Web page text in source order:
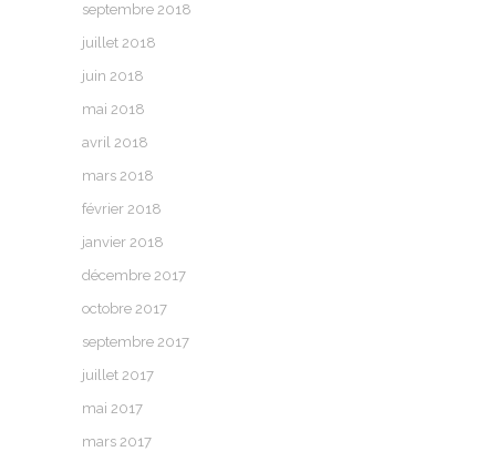
septembre 2018
juillet 2018
juin 2018
mai 2018
avril 2018
mars 2018
février 2018
janvier 2018
décembre 2017
octobre 2017
septembre 2017
juillet 2017
mai 2017
mars 2017